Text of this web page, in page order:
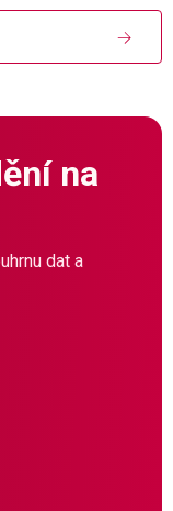
na
dat a